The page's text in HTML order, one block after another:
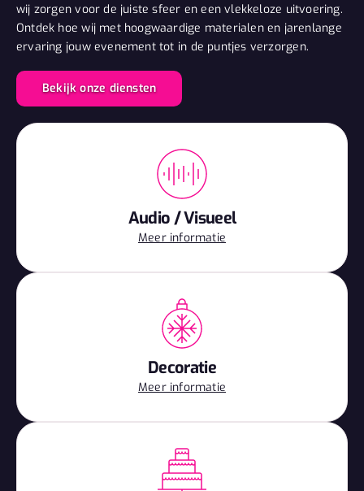
wij zorgen voor de juiste sfeer en een vlekkeloze uitvoering.
Ontdek hoe wij met hoogwaardige materialen en jarenlange
ervaring jouw evenement tot in de puntjes verzorgen.
Bekijk onze diensten
Audio / Visueel
Meer informatie
Decoratie
Meer informatie